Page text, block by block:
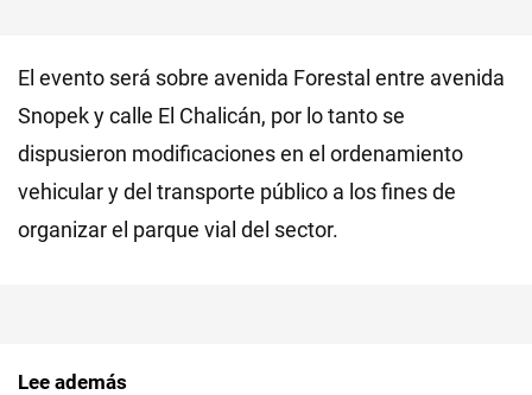
El evento será sobre avenida Forestal entre avenida
Snopek y calle El Chalicán, por lo tanto se
dispusieron modificaciones en el ordenamiento
vehicular y del transporte público a los fines de
organizar el parque vial del sector.
Lee además